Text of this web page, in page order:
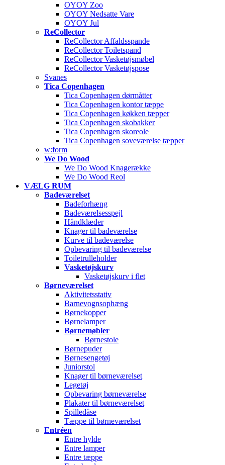
OYOY Zoo
OYOY Nedsatte Vare
OYOY Jul
ReCollector
ReCollector Affaldsspande
ReCollector Toiletspand
ReCollector Vasketøjsmøbel
ReCollector Vasketøjspose
Svanes
Tica Copenhagen
Tica Copenhagen dørmåtter
Tica Copenhagen kontor tæppe
Tica Copenhagen køkken tæpper
Tica Copenhagen skobakker
Tica Copenhagen skoreole
Tica Copenhagen soveværelse tæpper
w:form
We Do Wood
We Do Wood Knagerække
We Do Wood Reol
VÆLG RUM
Badeværelset
Badeforhæng
Badeværelsesspejl
Håndklæder
Knager til badeværelse
Kurve til badeværelse
Opbevaring til badeværelse
Toiletrulleholder
Vasketøjskurv
Vasketøjskurv i flet
Børneværelset
Aktivitetsstativ
Barnevognsophæng
Børnekopper
Børnelamper
Børnemøbler
Børnestole
Børnepuder
Børnesengetøj
Juniorstol
Knager til børneværelset
Legetøj
Opbevaring børneværelse
Plakater til børneværelset
Spilledåse
Tæppe til børneværelset
Entréen
Entre hylde
Entre lamper
Entre tæppe